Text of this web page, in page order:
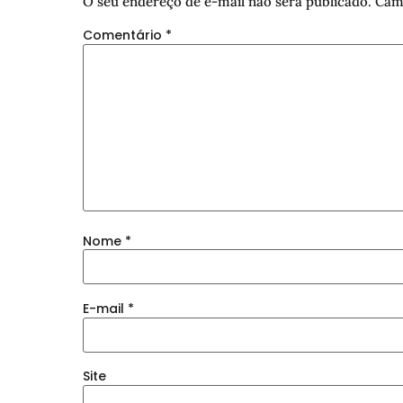
Comentário *
Nome *
E-mail *
Site